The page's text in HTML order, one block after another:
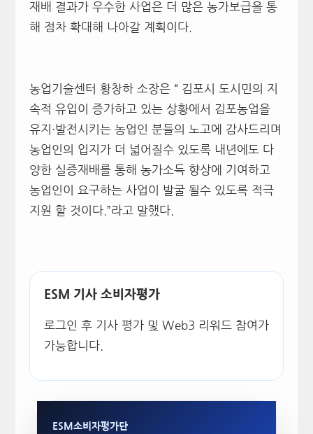
재배 결과가 우수한 사업은 더 많은 농가보급을 통
해 점차 확대해 나아갈 계획이다.
농업기술센터 황창하 소장은 “ 김포시 도시민의 지
속적 유입이 증가하고 있는 상황에서 김포농업을
유지·발전시키는 농업인 분들의 노고에 감사드리며
농업인의 입지가 더 넓어질수 있도록 내년에도 다
양한 실증재배를 통해 농가소득 향상에 기여하고
농업인이 요구하는 사업이 발굴 될수 있도록 적극
지원 할 것이다.”라고 말했다.
ESM 기사 소비자평가
로그인 후 기사 평가 및 Web3 리워드 참여가
가능합니다.
ESM소비자평가단